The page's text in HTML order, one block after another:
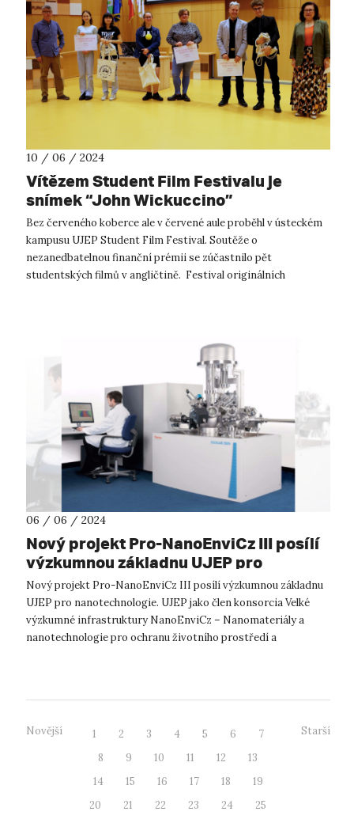
10 / 06 / 2024
Vítězem Student Film Festivalu je
snímek “John Wickuccino”
Bez červeného koberce ale v červené aule proběhl v ústeckém
kampusu UJEP Student Film Festival. Soutěže o
nezanedbatelnou finanční prémii se zúčastnilo pět
studentských filmů v angličtině. Festival originálních
06 / 06 / 2024
Nový projekt Pro-NanoEnviCz III posílí
výzkumnou základnu UJEP pro
nanotechnologie
Nový projekt Pro-NanoEnviCz III posílí výzkumnou základnu
UJEP pro nanotechnologie. UJEP jako člen konsorcia Velké
výzkumné infrastruktury NanoEnviCz – Nanomateriály a
nanotechnologie pro ochranu životního prostředí a
Novější 1 2 3 4 5 6
7
8
9 10 11 12
13
14
15 16 17 18
19
20
21 22 23 24
25
Starší